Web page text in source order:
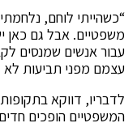
“כשהייתי לוחם,
משפטיים. אבל גם כאן
עבור אנשים שמנסים
עצמם מפני תביעות לא
לדבריו, דווקא
המשפטיים הופכים